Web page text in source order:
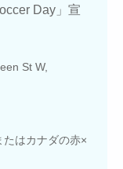
Day」宣
St W,
はカナダの赤×